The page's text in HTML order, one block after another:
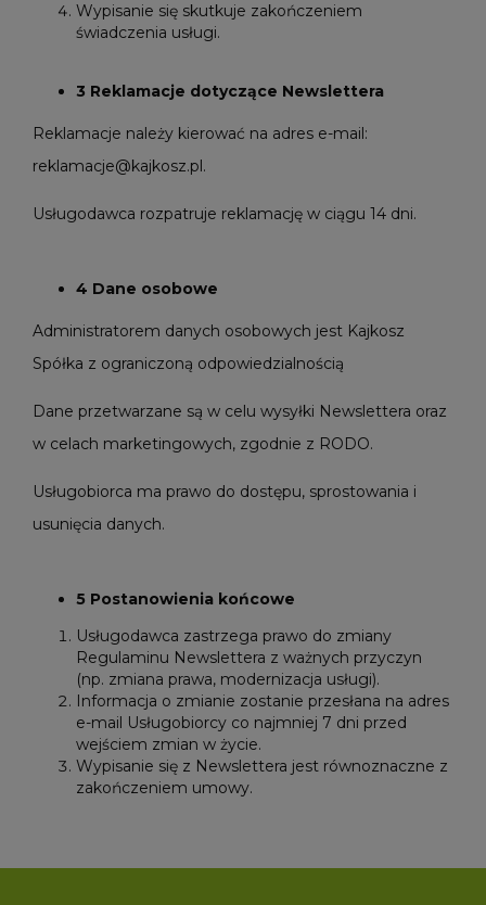
Wypisanie się skutkuje zakończeniem
świadczenia usługi.
3 Reklamacje dotyczące Newslettera
Reklamacje należy kierować na adres e-mail:
reklamacje@kajkosz.pl.
Usługodawca rozpatruje reklamację w ciągu 14 dni.
4 Dane osobowe
Administratorem danych osobowych jest Kajkosz
Spółka z ograniczoną odpowiedzialnością
Dane przetwarzane są w celu wysyłki Newslettera oraz
w celach marketingowych, zgodnie z RODO.
Usługobiorca ma prawo do dostępu, sprostowania i
usunięcia danych.
5 Postanowienia końcowe
Usługodawca zastrzega prawo do zmiany
Regulaminu Newslettera z ważnych przyczyn
(np. zmiana prawa, modernizacja usługi).
Informacja o zmianie zostanie przesłana na adres
e-mail Usługobiorcy co najmniej 7 dni przed
wejściem zmian w życie.
Wypisanie się z Newslettera jest równoznaczne z
zakończeniem umowy.